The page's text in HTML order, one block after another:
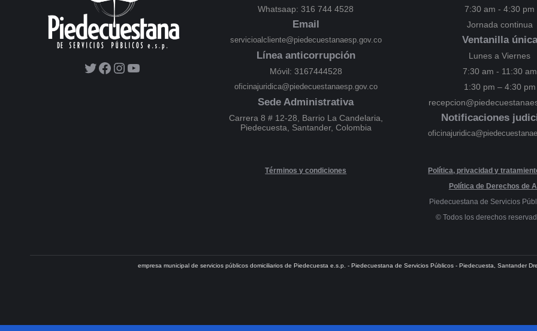
Whatsaap: 316 744 4528
Email
servicioalcliente@piedecuestanaesp.gov.co
Línea anticorrupción
Móvil: 3167444528
oficinajuridica@piedecuestanaesp.gov.co
Sede Administrativa
Carrera 8 # 12-28, Barrio La Candelaria,
Piedecuesta, Santander, Colombia
7:30 am - 4:30 pm
Jornada continua
Ventanilla única
Lunes a Viernes
7:30 am - 11:30 am
1:30 pm – 4:30 pm
Notificaciones
Términos y condiciones
Política, privacidad y
Política de Derechos de
Piedecuestana de Servicios
© Todos los derechos
empresa municipal de servicios públicos domiciliarios de Piedecuesta e.s.p. - Piedecuestana de Servicios Públicos - Piedecuesta, Santander